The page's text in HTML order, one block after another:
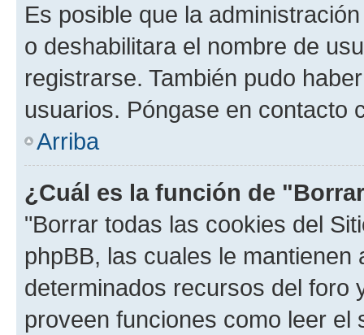
Es posible que la
o deshabilitara el nombre de
registrarse. También pudo
usuarios. Póngase en contacto
Arriba
¿Cuál es la función de
"Borrar todas las cookies del
phpBB, las cuales le
determinados recursos del foro
proveen funciones como leer el